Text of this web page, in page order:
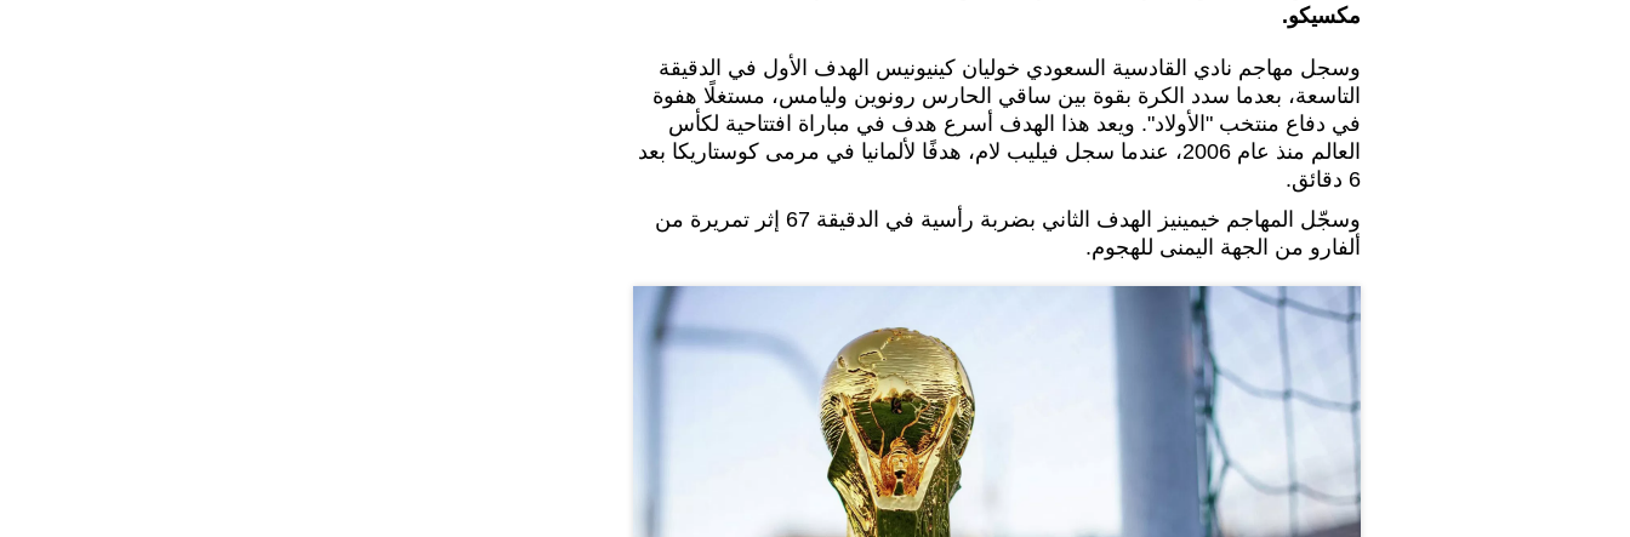
مكسيكو.
وسجل مهاجم نادي القادسية السعودي خوليان كينيونيس الهدف الأول في الدقيقة
التاسعة، بعدما سدد الكرة بقوة بين ساقي الحارس رونوين وليامس، مستغلًا هفوة
في دفاع منتخب "الأولاد". ويعد هذا الهدف أسرع هدف في مباراة افتتاحية لكأس
العالم منذ عام 2006، عندما سجل فيليب لام، هدفًا لألمانيا في مرمى كوستاريكا بعد
6 دقائق.
وسجّل المهاجم خيمينيز الهدف الثاني بضربة رأسية في الدقيقة 67 إثر تمريرة من
ألفارو من الجهة اليمنى للهجوم.